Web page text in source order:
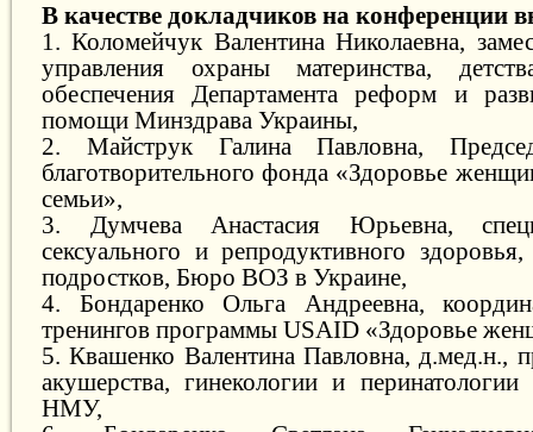
В качестве докладчиков на конференции
1. Коломейчук Валентина Николаевна,
управления охраны материнства,
обеспечения Департамента реформ и
помощи Минздрава Украины,
2. Майструк Галина Павловна,
благотворительного фонда «Здоровье
семьи»,
3. Думчева Анастасия Юрьевна,
сексуального и репродуктивного
подростков, Бюро ВОЗ в Украине,
4. Бондаренко Ольга Андреевна,
тренингов программы USAID «Здоровье
5. Квашенко Валентина Павловна, д.мед.н.,
акушерства, гинекологии и
НМУ,